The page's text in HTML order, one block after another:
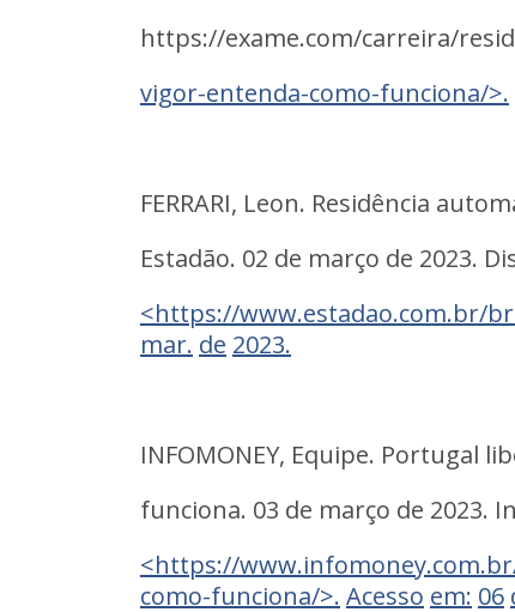
https://exame.com/carreira/
vigor-entenda-como-funciona/>.
FERRARI, Leon. Residência
Estadão. 02 de março de 2023.
<https://www.estadao.com.br/
mar. de 2023.
INFOMONEY, Equipe. Portugal
funciona. 03 de março de 2023.
<https://
como-funciona/>. Acesso em: 06